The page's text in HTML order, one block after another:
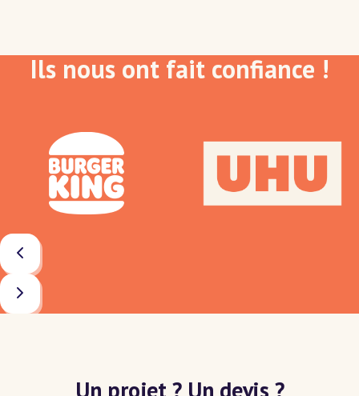
Ils nous ont fait confiance !
Un projet ? Un devis ?